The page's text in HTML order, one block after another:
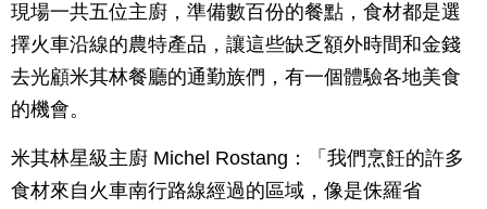
現場一共五位主廚，準備數百份的餐點，食材都是選
擇火車沿線的農特產品，讓這些缺乏額外時間和金錢
去光顧米其林餐廳的通勤族們，有一個體驗各地美食
的機會。
米其林星級主廚 Michel Rostang：「我們烹飪的許多
食材來自火車南行路線經過的區域，像是侏羅省